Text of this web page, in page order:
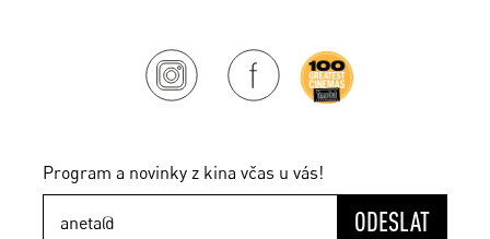
Program a novinky z kina včas u vás!
ODESLAT